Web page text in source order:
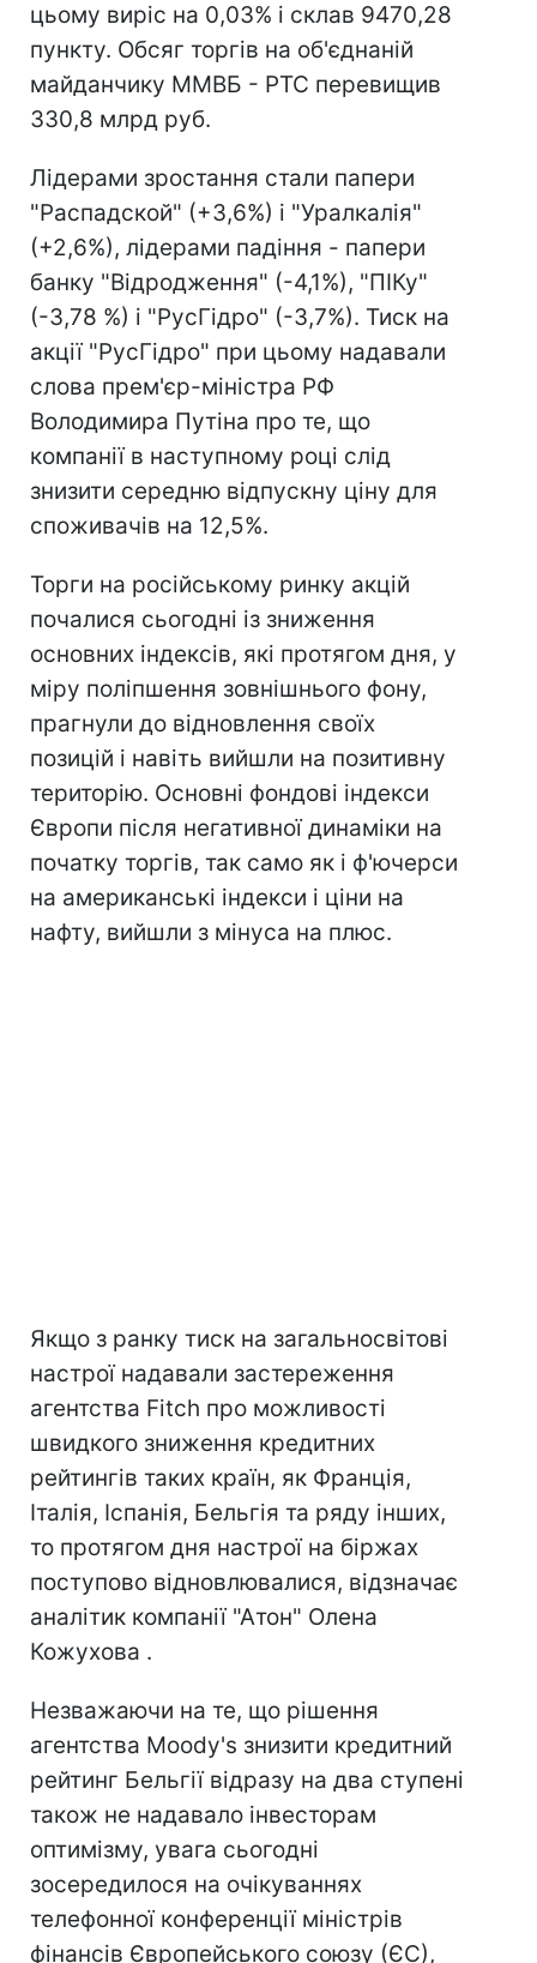
цьому виріс на 0,03% і склав 9470,28
пункту. Обсяг торгів на об'єднаній
майданчику ММВБ - РТС перевищив
330,8 млрд руб.
Лідерами зростання стали папери
"Распадской" (+3,6%) і "Уралкалія"
(+2,6%), лідерами падіння - папери
банку "Відродження" (-4,1%), "ПІКу"
(-3,78 %) і "РусГідро" (-3,7%). Тиск на
акції "РусГідро" при цьому надавали
слова прем'єр-міністра РФ
Володимира Путіна про те, що
компанії в наступному році слід
знизити середню відпускну ціну для
споживачів на 12,5%.
Торги на російському ринку акцій
почалися сьогодні із зниження
основних індексів, які протягом дня, у
міру поліпшення зовнішнього фону,
прагнули до відновлення своїх
позицій і навіть вийшли на позитивну
територію. Основні фондові індекси
Європи після негативної динаміки на
початку торгів, так само як і ф'ючерси
на американські індекси і ціни на
нафту, вийшли з мінуса на плюс.
Якщо з ранку тиск на загальносвітові
настрої надавали застереження
агентства Fitch про можливості
швидкого зниження кредитних
рейтингів таких країн, як Франція,
Італія, Іспанія, Бельгія та ряду інших,
то протягом дня настрої на біржах
поступово відновлювалися, відзначає
аналітик компанії "Атон" Олена
Кожухова .
Незважаючи на те, що рішення
агентства Moody's знизити кредитний
рейтинг Бельгії відразу на два ступені
також не надавало інвесторам
оптимізму, увага сьогодні
зосередилося на очікуваннях
телефонної конференції міністрів
фінансів Європейського союзу (ЄС),